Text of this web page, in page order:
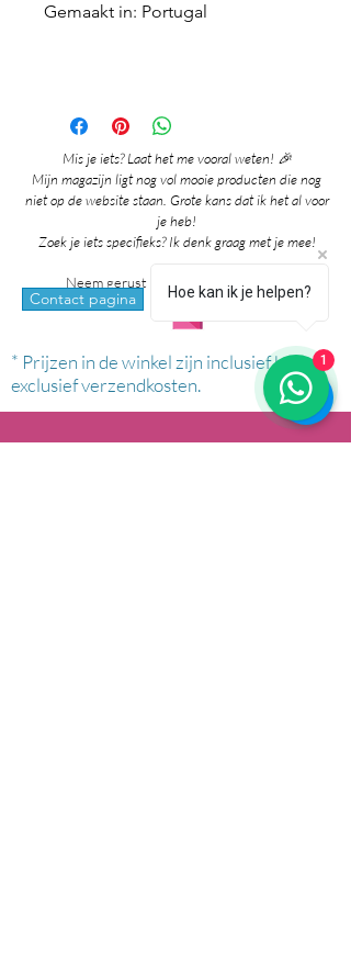
Gemaakt in: Portugal
Mis je iets? Laat het me vooral weten! 🎉
Mijn magazijn ligt nog vol mooie producten die nog
niet op de website staan. Grote kans dat ik het al voor
je heb!
Zoek je iets specifieks? Ik denk graag met je mee!
Neem gerust contact met me op via:
Contact pagina whatsapp
* Prijzen in de winkel zijn inclusief btw en
exclusief verzendkosten.
Hoe kan ik je helpen?
1